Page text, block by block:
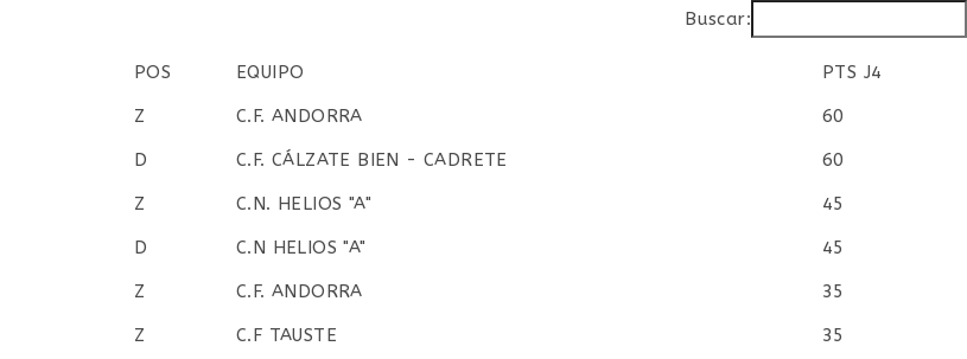
Buscar:
POS EQUIPO
PTS J4
POS EQUIPO PTS J4
Z C.F. ANDORRA 60
D C.F. CÁLZATE BIEN - CADRETE 60
Z C.N. HELIOS "A" 45
D C.N HELIOS "A" 45
Z C.F. ANDORRA 35
Z C.F TAUSTE 35